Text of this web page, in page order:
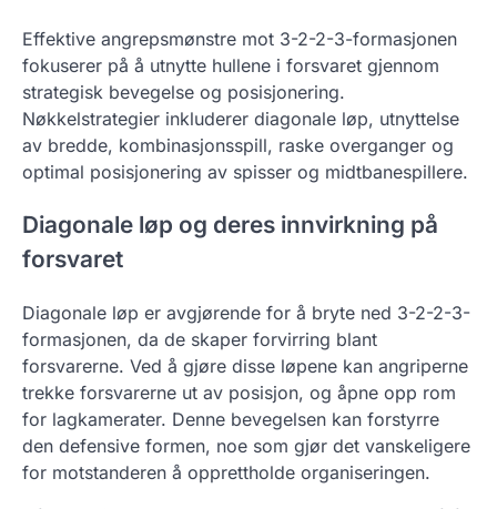
Effektive angrepsmønstre mot 3-2-2-3-formasjonen
fokuserer på å utnytte hullene i forsvaret gjennom
strategisk bevegelse og posisjonering.
Nøkkelstrategier inkluderer diagonale løp, utnyttelse
av bredde, kombinasjonsspill, raske overganger og
optimal posisjonering av spisser og midtbanespillere.
Diagonale løp og deres innvirkning på
forsvaret
Diagonale løp er avgjørende for å bryte ned 3-2-2-3-
formasjonen, da de skaper forvirring blant
forsvarerne. Ved å gjøre disse løpene kan angriperne
trekke forsvarerne ut av posisjon, og åpne opp rom
for lagkamerater. Denne bevegelsen kan forstyrre
den defensive formen, noe som gjør det vanskeligere
for motstanderen å opprettholde organiseringen.